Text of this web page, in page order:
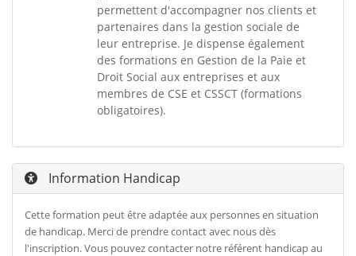
permettent d'accompagner nos clients et
partenaires dans la gestion sociale de
leur entreprise. Je dispense également
des formations en Gestion de la Paie et
Droit Social aux entreprises et aux
membres de CSE et CSSCT (formations
obligatoires).
Information Handicap
Cette formation peut être adaptée aux personnes en situation
de handicap. Merci de prendre contact avec nous dès
l'inscription. Vous pouvez contacter notre référent handicap au